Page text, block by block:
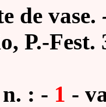
de vase.
P.-Fest.
: - 1 -